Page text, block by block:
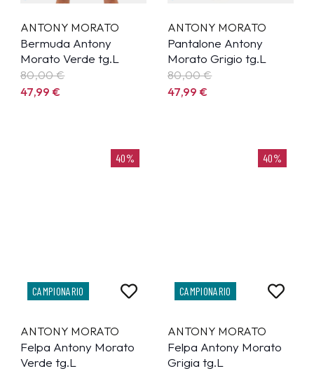
ANTONY MORATO
Bermuda Antony
Morato Verde tg.L
80,00 €
47,99€
ANTONY MORATO
Pantalone Antony
Morato Grigio tg.L
80,00 €
47,99€
40%
CAMPIONARIO
ANTONY MORATO
Felpa Antony Morato
Verde tg.L
40%
CAMPIONARIO
ANTONY MORATO
Felpa Antony Morato
Grigia tg.L